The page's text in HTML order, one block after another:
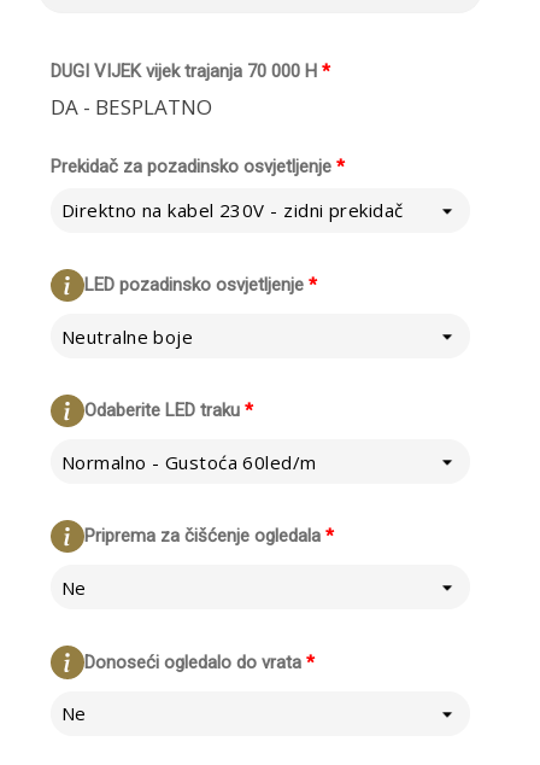
*
DUGI VIJEK vijek trajanja 70 000 H
DA - BESPLATNO
*
Prekidač za pozadinsko osvjetljenje
Direktno na kabel 230V - zidni prekidač
*
LED pozadinsko osvjetljenje
Neutralne boje
*
Odaberite LED traku
Normalno - Gustoća 60led/m
*
Priprema za čišćenje ogledala
Ne
*
Donoseći ogledalo do vrata
Ne